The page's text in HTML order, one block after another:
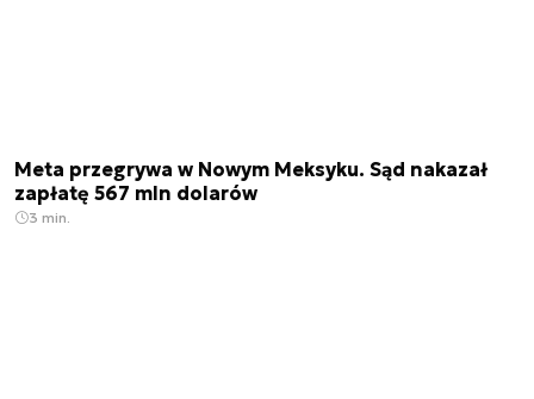
Meta przegrywa w Nowym Meksyku. Sąd nakazał
zapłatę 567 mln dolarów
3 min.